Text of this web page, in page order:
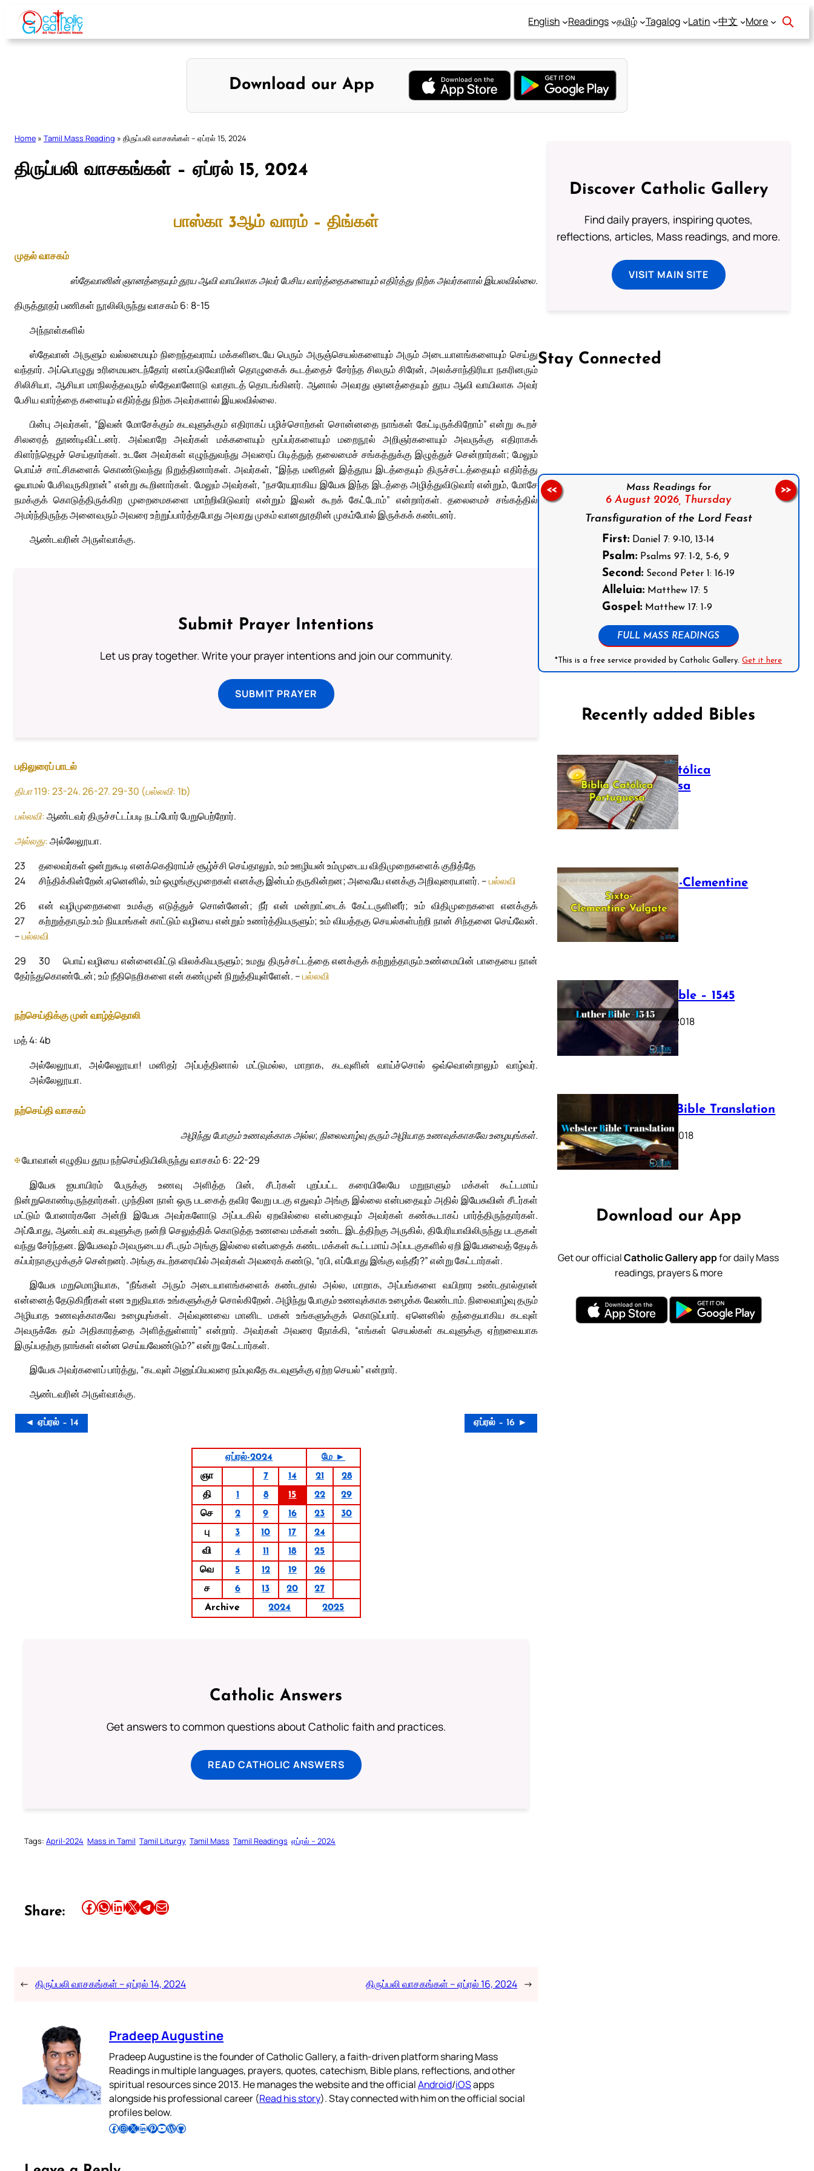
Skip
content
English Readings தமிழ் Tagalog Latin 中文 More
Download our App
Home » Tamil Mass Reading » திருப்பலி வாசகங்கள் – ஏப்ரல் 15, 2024
திருப்பலி வாசகங்கள் – ஏப்ரல் 15, 2024
பாஸ்கா 3ஆம் வாரம் – திங்கள்
முதல் வாசகம்
ஸ்தேவானின் ஞானத்தையும் தூய ஆவி வாயிலாக அவர் பேசிய வார்த்தைகளையும் எதிர்த்து நிற்க அவர்களால் இயலவில்லை.
திருத்தூதர் பணிகள் நூலிலிருந்து வாசகம் 6: 8-15
அந்நாள்களில்
ஸ்தேவான் அருளும் வல்லமையும் நிறைந்தவராய் மக்களிடையே பெரும் அருஞ்செயல்களையும் அரும் அடையாளங்களையும் செய்து
வந்தார். அப்பொழுது உரிமையடைந்தோர் எனப்படுவோரின் தொழுகைக் கூடத்தைச் சேர்ந்த சிலரும் சிரேன், அலக்சாந்திரியா நகரினரும்
சிலிசியா, ஆசியா மாநிலத்தவரும் ஸ்தேவானோடு வாதாடத் தொடங்கினர். ஆனால் அவரது ஞானத்தையும் தூய ஆவி வாயிலாக அவர்
பேசிய வார்த்தை களையும் எதிர்த்து நிற்க அவர்களால் இயலவில்லை.
பின்பு அவர்கள், “இவன் மோசேக்கும் கடவுளுக்கும் எதிராகப் பழிச்சொற்கள் சொன்னதை நாங்கள் கேட்டிருக்கிறோம்” என்று கூறச்
சிலரைத் தூண்டிவிட்டனர். அவ்வாறே அவர்கள் மக்களையும் மூப்பர்களையும் மறைநூல் அறிஞர்களையும் அவருக்கு எதிராகக்
கிளர்ந்தெழச் செய்தார்கள். உடனே அவர்கள் எழுந்துவந்து அவரைப் பிடித்துத் தலைமைச் சங்கத்துக்கு இழுத்துச் சென்றார்கள்; மேலும்
பொய்ச் சாட்சிகளைக் கொண்டுவந்து நிறுத்தினார்கள். அவர்கள், “இந்த மனிதன் இத்தூய இடத்தையும் திருச்சட்டத்தையும் எதிர்த்து
ஓயாமல் பேசிவருகிறான்” என்று கூறினார்கள். மேலும் அவர்கள், “நசரேயராகிய இயேசு இந்த இடத்தை அழித்துவிடுவார் என்றும், மோசே
நமக்குக் கொடுத்திருக்கிற முறைமைகளை மாற்றிவிடுவார் என்றும் இவன் கூறக் கேட்டோம்” என்றார்கள். தலைமைச் சங்கத்தில்
அமர்ந்திருந்த அனைவரும் அவரை உற்றுப்பார்த்தபோது அவரது முகம் வானதூதரின் முகம்போல் இருக்கக் கண்டனர்.
ஆண்டவரின் அருள்வாக்கு.
Submit Prayer Intentions
Let us pray together. Write your prayer intentions and join our community.
SUBMIT PRAYER
பதிலுரைப் பாடல்
திபா 119: 23-24. 26-27. 29-30 (பல்லவி: 1b)
பல்லவி:ஆண்டவர் திருச்சட்டப்படி நடப்போர் பேறுபெற்றோர்.
அல்லது:அல்லேலூயா.
23
தலைவர்கள் ஒன்றுகூடி எனக்கெதிராய்ச் சூழ்ச்சி செய்தாலும், உம் ஊழியன் உம்முடைய விதிமுறைகளைக் குறித்தே
சிந்திக்கின்றேன்.
24 ஏனெனில், உம் ஒழுங்குமுறைகள் எனக்கு இன்பம் தருகின்றன; அவையே எனக்கு அறிவுரையாளர். –பல்லவி
26
என் வழிமுறைகளை உமக்கு எடுத்துச் சொன்னேன்; நீர் என் மன்றாட்டைக் கேட்டருளினீர்; உம் விதிமுறைகளை எனக்குக்
கற்றுத்தாரும்.
27
உம் நியமங்கள் காட்டும் வழியை என்றும் உணர்த்தியருளும்; உம் வியத்தகு செயல்கள்பற்றி நான் சிந்தனை செய்வேன்.
–பல்லவி
29
பொய் வழியை என்னைவிட்டு விலக்கியருளும்; உமது திருச்சட்டத்தை எனக்குக் கற்றுத்தாரும்.
30
உண்மையின் பாதையை நான்
தேர்ந்துகொண்டேன்; உம் நீதிநெறிகளை என் கண்முன் நிறுத்தியுள்ளேன். –பல்லவி
நற்செய்திக்கு முன் வாழ்த்தொலி
மத் 4: 4b
அல்லேலூயா, அல்லேலூயா! மனிதர் அப்பத்தினால் மட்டுமல்ல, மாறாக, கடவுளின் வாய்ச்சொல் ஒவ்வொன்றாலும் வாழ்வர்.
அல்லேலூயா.
நற்செய்தி வாசகம்
அழிந்து போகும் உணவுக்காக அல்ல; நிலைவாழ்வு தரும் அழியாத உணவுக்காகவே உழையுங்கள்.
✠யோவான் எழுதிய தூய நற்செய்தியிலிருந்து வாசகம் 6: 22-29
இயேசு ஐயாயிரம் பேருக்கு உணவு அளித்த பின், சீடர்கள் புறப்பட்ட கரையிலேயே மறுநாளும் மக்கள் கூட்டமாய்
நின்றுகொண்டிருந்தார்கள். முந்தின நாள் ஒரு படகைத் தவிர வேறு படகு எதுவும் அங்கு இல்லை என்பதையும் அதில் இயேசுவின் சீடர்கள்
மட்டும் போனார்களே அன்றி இயேசு அவர்களோடு அப்படகில் ஏறவில்லை என்பதையும் அவர்கள் கண்கூடாகப் பார்த்திருந்தார்கள்.
அப்போது, ஆண்டவர் கடவுளுக்கு நன்றி செலுத்திக் கொடுத்த உணவை மக்கள் உண்ட இடத்திற்கு அருகில், திபேரியாவிலிருந்து படகுகள்
வந்து சேர்ந்தன. இயேசுவும் அவருடைய சீடரும் அங்கு இல்லை என்பதைக் கண்ட மக்கள் கூட்டமாய் அப்படகுகளில் ஏறி இயேசுவைத் தேடிக்
கப்பர்நாகுமுக்குச் சென்றனர். அங்கு கடற்கரையில் அவர்கள் அவரைக் கண்டு, “ரபி, எப்போது இங்கு வந்தீர்?” என்று கேட்டார்கள்.
இயேசு மறுமொழியாக, “நீங்கள் அரும் அடையாளங்களைக் கண்டதால் அல்ல, மாறாக, அப்பங்களை வயிறார உண்டதால்தான்
என்னைத் தேடுகிறீர்கள் என உறுதியாக உங்களுக்குச் சொல்கிறேன். அழிந்து போகும் உணவுக்காக உழைக்க வேண்டாம். நிலைவாழ்வு தரும்
அழியாத உணவுக்காகவே உழையுங்கள். அவ்வுணவை மானிட மகன் உங்களுக்குக் கொடுப்பார். ஏனெனில் தந்தையாகிய கடவுள்
அவருக்கே தம் அதிகாரத்தை அளித்துள்ளார்” என்றார். அவர்கள் அவரை நோக்கி, “எங்கள் செயல்கள் கடவுளுக்கு ஏற்றவையாக
இருப்பதற்கு நாங்கள் என்ன செய்யவேண்டும்?” என்று கேட்டார்கள்.
இயேசு அவர்களைப் பார்த்து, “கடவுள் அனுப்பியவரை நம்புவதே கடவுளுக்கு ஏற்ற செயல்” என்றார்.
ஆண்டவரின் அருள்வாக்கு.
◄ ஏப்ரல் – 14 ஏப்ரல் – 16 ►
ஏப்ரல்-2024
மே ►
ஞா
7 14 21
28
தி
1 8 15 22
29
செ
2 9 16 23
30
பு
3 10 17
24
வி
4 11 18
25
வெ
5 12 19
26
ச
6 13 20
27
Archive
2024 2025
Catholic Answers
Get answers to common questions about Catholic faith and practices.
READ CATHOLIC ANSWERS
Tags: April-2024 Mass in Tamil Tamil Liturgy Tamil Mass Tamil Readings ஏப்ரல் – 2024
Share: Share this article on Facebook Share this article on WhatsApp Share this article on LinkedIn Share this article on X Share this article on TelegramEmail this Article
← திருப்பலி வாசகங்கள் – ஏப்ரல் 14, 2024 திருப்பலி வாசகங்கள் – ஏப்ரல் 16, 2024 →
Pradeep Augustine
Pradeep Augustine is the founder of Catholic Gallery, a faith-driven platform sharing Mass
Readings in multiple languages, prayers, quotes, catechism, Bible plans, reflections, and other
spiritual resources since 2013. He manages the website and the officialAndroid/iOSapps
alongside his professional career (Read his story). Stay connected with him on the official social
profiles below.
Follow Pradeep on Facebook Follow Pradeep on InstagramFollow Pradeep on X Follow Pradeep on LinkedIn Follow Pradeep on Pinterest Subscribe to Pradeep’s Youtube Channel Follow Pradeep on WordPress Follow Pradeep on GitHub
Discover Catholic Gallery
Find daily prayers, inspiring quotes,
reflections, articles, Mass readings, and more.
VISIT MAIN SITE
Stay Connected
Follow us on Facebook
Mass Readings for
6 August 2026, Thursday
Transfiguration of the Lord Feast
First: Daniel 7: 9-10, 13-14
Psalm: Psalms 97: 1-2, 5-6, 9
Second: Second Peter 1: 16-19
Alleluia: Matthew 17: 5
Gospel: Matthew 17: 1-9
FULL MASS READINGS
*This is a free service provided by Catholic Gallery.Get it here
<< >>
Recently added Bibles
Bíblia Católica
Portuguesa
July 16, 2025
The Sixto-Clementine
Vulgate
July 12, 2025
Luther Bible – 1545
October 17, 2018
Webster Bible Translation
October 11, 2018
Download our App
Get our officialCatholic Gallery appfor daily Mass
readings, prayers & more